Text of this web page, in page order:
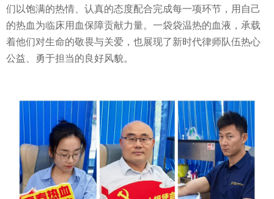
们以饱满的热情、认真的态度配合完成每一项环节，用自己
的热血为临床用血保障贡献力量。一袋袋温热的血液，承载
着他们对生命的敬畏与关爱，也展现了新时代律师队伍热心
公益、勇于担当的良好风貌。